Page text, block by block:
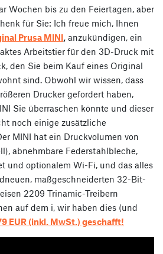
Wochen bis zu den Feiertagen, aber
für Sie: Ich freue mich, Ihnen
Prusa MINI, anzukündigen, ein
Arbeitstier für den 3D-Druck mit
den Sie beim Kauf eines Original
sind. Obwohl wir wissen, dass
Drucker gefordert haben,
Sie überraschen könnte und dieser
noch einige zusätzliche
MINI hat ein Druckvolumen von
abnehmbare Federstahlbleche,
und optionalem Wi-Fi, und das alles
maßgeschneiderten 32-Bit-
2209 Trinamic-Treibern
auf dem i, wir haben dies (und
EUR (inkl. MwSt.) geschafft!